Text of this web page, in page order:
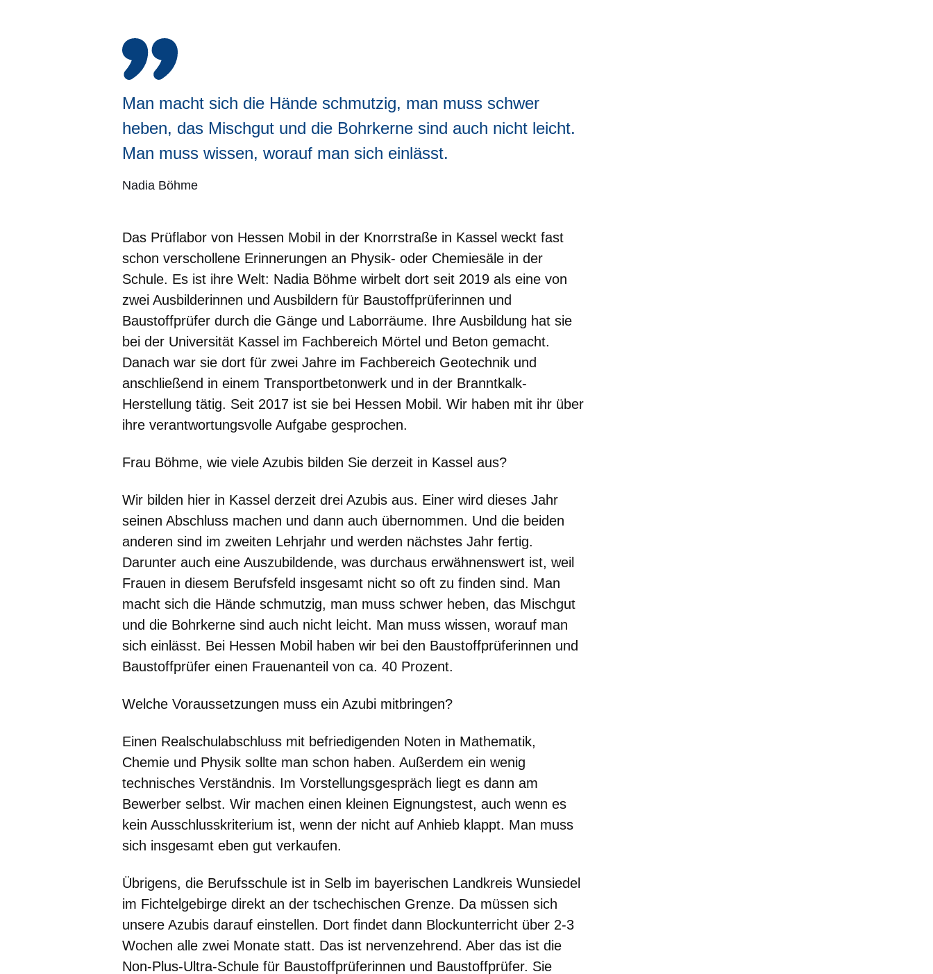
Man macht sich die Hände schmutzig, man muss schwer
heben, das Mischgut und die Bohrkerne sind auch nicht leicht.
Man muss wissen, worauf man sich einlässt.
Nadia Böhme
Das Prüflabor von Hessen Mobil in der Knorrstraße in Kassel weckt fast
schon verschollene Erinnerungen an Physik- oder Chemiesäle in der
Schule. Es ist ihre Welt: Nadia Böhme wirbelt dort seit 2019 als eine von
zwei Ausbilderinnen und Ausbildern für Baustoffprüferinnen und
Baustoffprüfer durch die Gänge und Laborräume. Ihre Ausbildung hat sie
bei der Universität Kassel im Fachbereich Mörtel und Beton gemacht.
Danach war sie dort für zwei Jahre im Fachbereich Geotechnik und
anschließend in einem Transportbetonwerk und in der Branntkalk-
Herstellung tätig. Seit 2017 ist sie bei Hessen Mobil. Wir haben mit ihr über
ihre verantwortungsvolle Aufgabe gesprochen.
Frau Böhme, wie viele Azubis bilden Sie derzeit in Kassel aus?
Wir bilden hier in Kassel derzeit drei Azubis aus. Einer wird dieses Jahr
seinen Abschluss machen und dann auch übernommen. Und die beiden
anderen sind im zweiten Lehrjahr und werden nächstes Jahr fertig.
Darunter auch eine Auszubildende, was durchaus erwähnenswert ist, weil
Frauen in diesem Berufsfeld insgesamt nicht so oft zu finden sind. Man
macht sich die Hände schmutzig, man muss schwer heben, das Mischgut
und die Bohrkerne sind auch nicht leicht. Man muss wissen, worauf man
sich einlässt. Bei Hessen Mobil haben wir bei den Baustoffprüferinnen und
Baustoffprüfer einen Frauenanteil von ca. 40 Prozent.
Welche Voraussetzungen muss ein Azubi mitbringen?
Einen Realschulabschluss mit befriedigenden Noten in Mathematik,
Chemie und Physik sollte man schon haben. Außerdem ein wenig
technisches Verständnis. Im Vorstellungsgespräch liegt es dann am
Bewerber selbst. Wir machen einen kleinen Eignungstest, auch wenn es
kein Ausschlusskriterium ist, wenn der nicht auf Anhieb klappt. Man muss
sich insgesamt eben gut verkaufen.
Übrigens, die Berufsschule ist in Selb im bayerischen Landkreis Wunsiedel
im Fichtelgebirge direkt an der tschechischen Grenze. Da müssen sich
unsere Azubis darauf einstellen. Dort findet dann Blockunterricht über 2-3
Wochen alle zwei Monate statt. Das ist nervenzehrend. Aber das ist die
Non-Plus-Ultra-Schule für Baustoffprüferinnen und Baustoffprüfer. Sie